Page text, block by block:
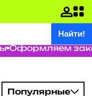
Найти!
Оформляем
Популярные